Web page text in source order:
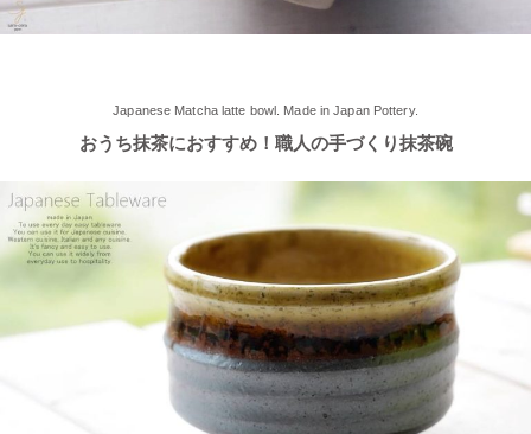
ました！新商品もたくさんご用意しております♪ みなさまのご来
店、お待ちしております。
2025/4/16
≪テレビで紹介されました≫ 2025年4月16日～30日 CCNet ケー
ブルテレビ しょぴもる『まちの素敵な歩き方』で 白いごはん器
のお店 らいすぼーる 小牧店が紹介されました。
≪テレビで紹介されました≫ 2024年2月29日 中京テレビ キャッ
Japanese Matcha latte bowl. Made in Japan Pottery.
おうち抹茶におすすめ！職人の手づくり抹茶碗